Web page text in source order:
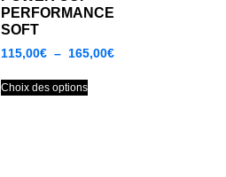
PERFORMANCE
SOFT
115,00€ – 165,00€
Choix des options